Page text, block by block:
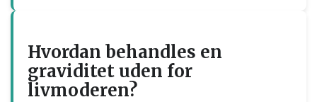
Hvordan behandles en
graviditet uden for
livmoderen?